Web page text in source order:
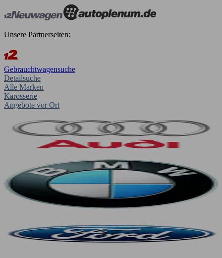
Unsere Partnerseiten:
Gebrauchtwagensuche
Detailsuche
Alle Marken
Karosserie
Angebote vor Ort